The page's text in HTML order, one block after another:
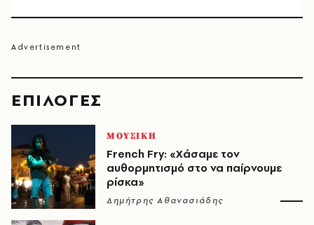
EΠΙΛΟΓΈΣ
ΜΟΥΣΙΚΗ
French Fry: «Χάσαμε τον
αυθορμητισμό στο να παίρνουμε
ρίσκα»
Δημήτρης Αθανασιάδης